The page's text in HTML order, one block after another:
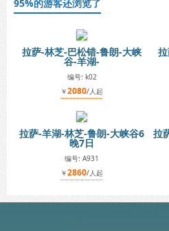
95%的游客还浏览了
拉萨-林芝-巴松错-鲁朗-大峡
谷-羊湖-
编号: k02
￥2080/人起
拉萨-羊湖-林芝-鲁朗-大峡谷6
晚7日
编号: A931
￥2860/人起
拉